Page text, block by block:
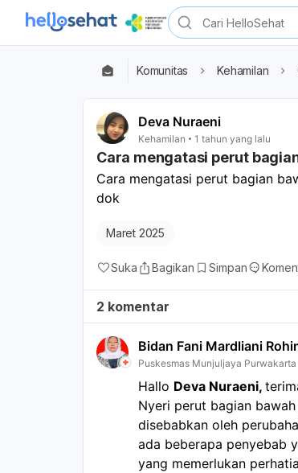
Komunitas Kehamilan
Deva Nuraeni
Kehamilan 1 tahun yang lalu
Cara mengatasi perut
Cara mengatasi perut bagian
dok
Maret 2025
Suka Bagikan Simpan
2 komentar
Bidan Fani Mardliani
Puskesmas Munjuljaya Purwakarta
Hallo Deva Nuraeni,
Nyeri perut bagian
disebabkan oleh
ada beberapa penyebab
yang memerlukan